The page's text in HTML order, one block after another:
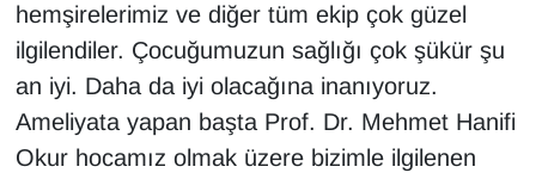
hemşirelerimiz ve diğer tüm ekip çok güzel
ilgilendiler. Çocuğumuzun sağlığı çok şükür şu
an iyi. Daha da iyi olacağına inanıyoruz.
Ameliyata yapan başta Prof. Dr. Mehmet Hanifi
Okur hocamız olmak üzere bizimle ilgilenen